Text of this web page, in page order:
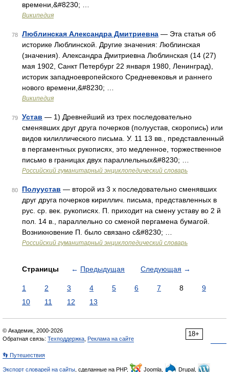
времени,&#8230; …
Википедия
78 Люблинская Александра Дмитриевна — Эта статья об
историке Люблинской. Другие значения: Люблинская
(значения). Александра Дмитриевна Люблинская (14 (27)
мая 1902, Санкт Петербург 22 января 1980, Ленинград),
историк западноевропейского Средневековья и раннего
нового времени,&#8230; …
Википедия
79 Устав — 1) Древнейший из трех последовательно
сменявших друг друга почерков (полуустав, скоропись) или
видов килиллического письма. У. 11 13 вв., представленный
в пергаментных рукописях, это медленное, торжественное
письмо в границах двух параллельных&#8230; …
Российский гуманитарный энциклопедический словарь
80 Полуустав — второй из 3 х последовательно сменявших
друг друга почерков кириллич. письма, представленных в
рус. ср. век. рукописях. П. приходит на смену уставу во 2 й
пол. 14 в., параллельно со сменой пергамена бумагой.
Возникновение П. было связано с&#8230; …
Российский гуманитарный энциклопедический словарь
Страницы ← Предыдущая Следующая →
1 2 3 4 5 6 7 8
9
10
11 12 13
18+
© Академик, 2000-2026
Обратная связь: Техподдержка Реклама на сайте
👣 Путешествия
Экспорт словарей на сайты , сделанные на PHP, Joomla, Drupal,